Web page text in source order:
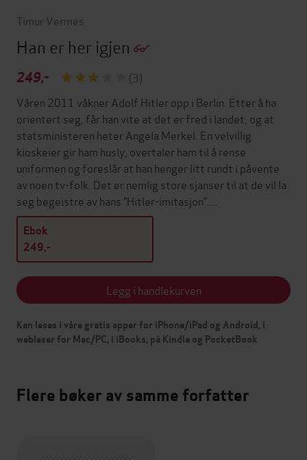
Timur Vermes
Han er her igjen
249,-
(3)
Våren 2011 våkner Adolf Hitler opp i Berlin. Etter å ha
orientert seg, får han vite at det er fred i landet, og at
statsministeren heter Angela Merkel. En velvillig
kioskeier gir ham husly, overtaler ham til å rense
uniformen og foreslår at han henger litt rundt i påvente
av noen tv-folk. Det er nemlig store sjanser til at de vil la
seg begeistre av hans ”Hitler-imitasjon”....
Ebok
249,-
Legg i handlekurven
Kan leses i våre gratis apper for iPhone/iPad og Android, i
webleser for Mac/PC, i iBooks, på Kindle og PocketBook
Flere bøker av samme forfatter